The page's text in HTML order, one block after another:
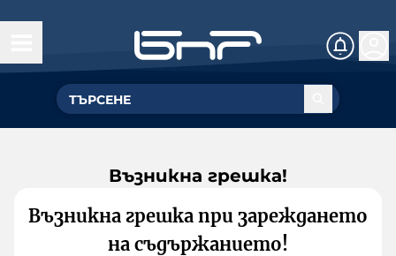
Възникна грешка!
Възникна грешка при зареждането
на съдържанието!